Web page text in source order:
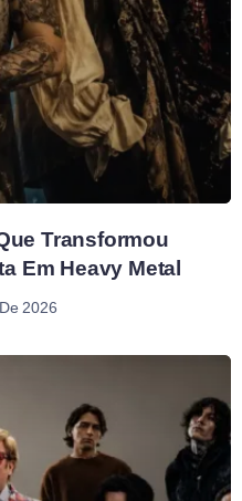
Transformou
Em Heavy Metal
2026